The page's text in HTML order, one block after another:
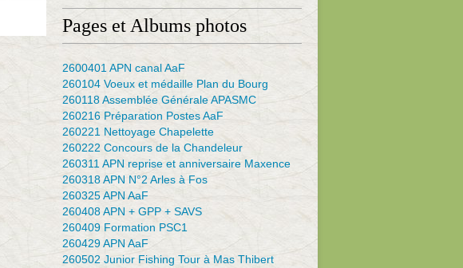
Pages et Albums photos
2600401 APN canal AaF
260104 Voeux et médaille Plan du Bourg
260118 Assemblée Générale APASMC
260216 Préparation Postes AaF
260221 Nettoyage Chapelette
260222 Concours de la Chandeleur
260311 APN reprise et anniversaire Maxence
260318 APN N°2 Arles à Fos
260325 APN AaF
260408 APN + GPP + SAVS
260409 Formation PSC1
260429 APN AaF
260502 Junior Fishing Tour à Mas Thibert